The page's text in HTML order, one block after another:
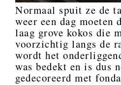
Normaal spuit ze de
weer een dag moeten
laag grove kokos die
voorzichtig langs de
wordt het
was bedekt en is dus
gedecoreerd met